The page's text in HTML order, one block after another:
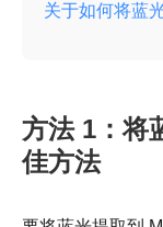
关于如何将蓝
方法 1：将
佳方法